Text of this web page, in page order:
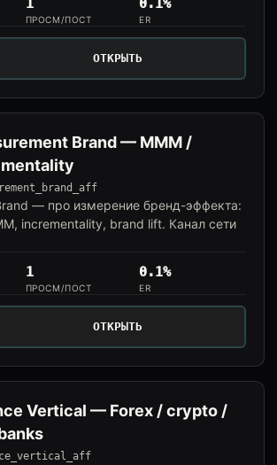
1
ПРОСМ/ПОСТ
0.1%
ER
ОТКРЫТЬ
Brand — MMM /
— про измерение бренд-эффекта:
incrementality, brand lift. Канал сети
1
ПРОСМ/ПОСТ
0.1%
ER
ОТКРЫТЬ
Vertical — Forex / crypto /